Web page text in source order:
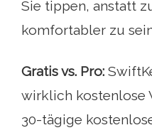
Sie tippen, anstatt
komfortabler zu
Gratis vs. Pro:
wirklich kostenlose
30-tägige